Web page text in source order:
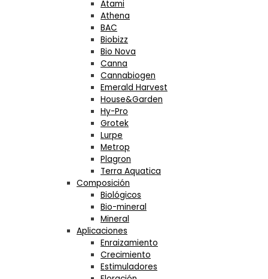
Atami
Athena
BAC
Biobizz
Bio Nova
Canna
Cannabiogen
Emerald Harvest
House&Garden
Hy-Pro
Grotek
Lurpe
Metrop
Plagron
Terra Aquatica
Composición
Biológicos
Bio-mineral
Mineral
Aplicaciones
Enraizamiento
Crecimiento
Estimuladores